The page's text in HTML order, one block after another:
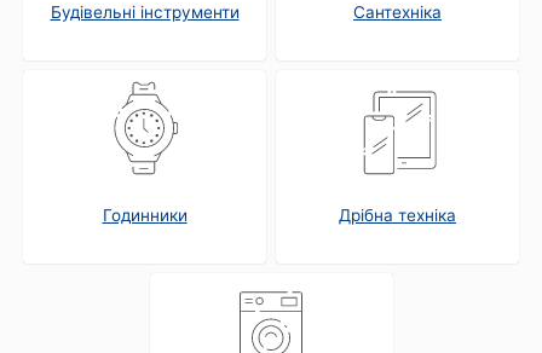
Будівельні інструменти Сантехніка
Годинники Дрібна техніка